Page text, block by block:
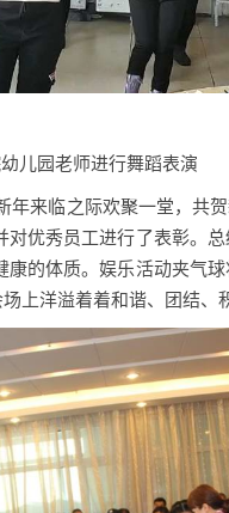
儿园老师进行舞蹈表演
年来临之际欢聚一堂，共
优秀员工进行了表彰。
的体质。娱乐活动夹气
上洋溢着着和谐、团结、